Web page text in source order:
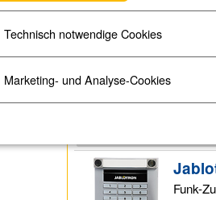
Funk-
mit
Funk-
Technisch notwendige Cookies
Marketing- und Analyse-Cookies